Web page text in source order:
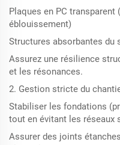
Plaques en PC
éblouissement)
Structures absorbantes du
Assurez une résilience
et les résonances.
2. Gestion stricte du
Stabiliser les fondations
tout en évitant les réseaux
Assurer des joints